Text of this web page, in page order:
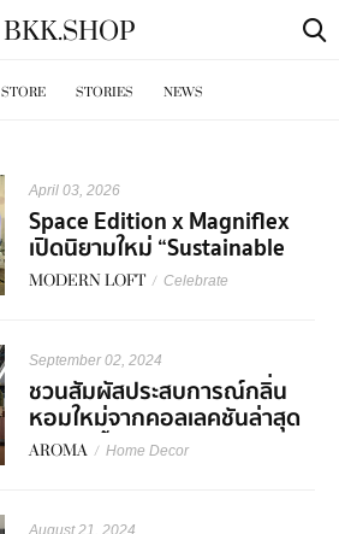
BKK.SHOP
STORE STORIES NEWS
April 03, 2026
Space Edition x Magniflex
เปิดนิยามใหม่ “Sustainable
Wellness Living”
MODERN LOFT / Celebrate
September 02, 2024
ชวนสัมผัสประสบการณ์กลิ่น
หอมใหม่จากคอลเลคชันล่าสุด
จาก PAÑPURI
AROMA / Home Decor
August 21, 2024